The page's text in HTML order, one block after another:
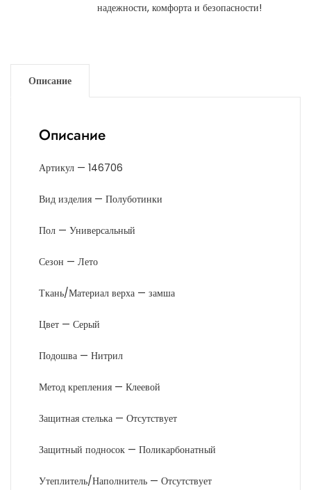
надежности, комфорта и безопасности!
Описание
Описание
Артикул — 146706
Вид изделия — Полуботинки
Пол — Универсальный
Сезон — Лето
Ткань/Материал верха — замша
Цвет — Серый
Подошва — Нитрил
Метод крепления — Клеевой
Защитная стелька — Отсутствует
Защитный подносок — Поликарбонатный
Утеплитель/Наполнитель — Отсутствует